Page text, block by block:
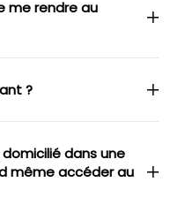
me rendre au
?
dans une
même accéder au